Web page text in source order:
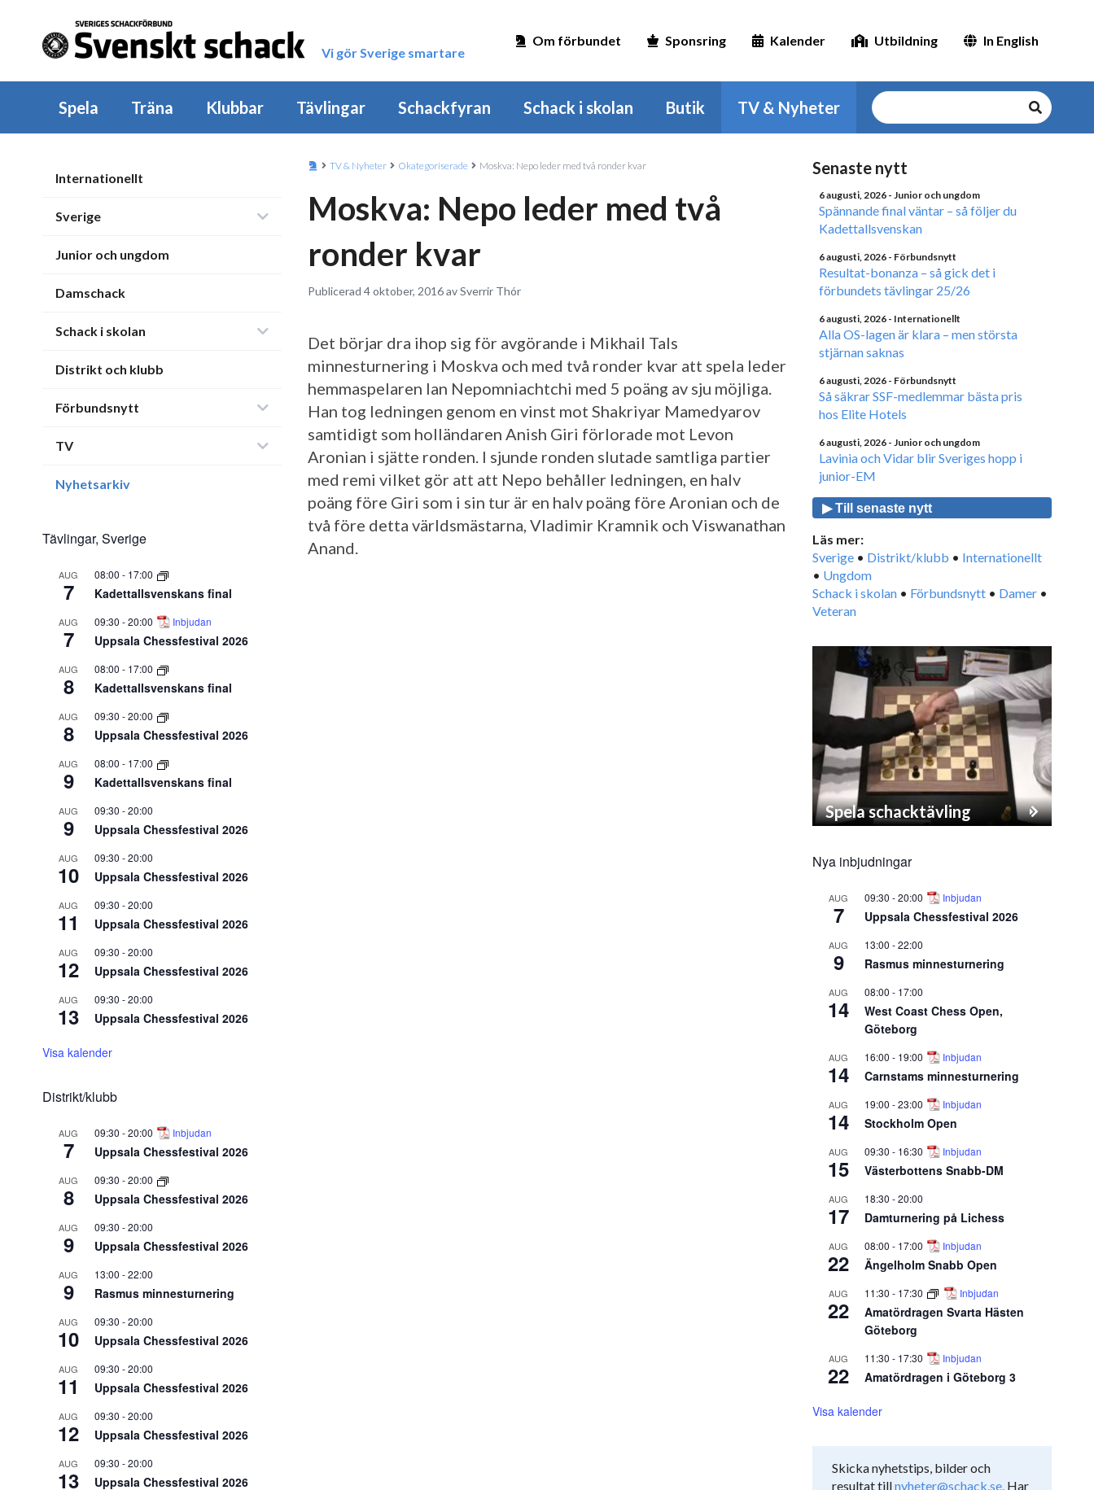
Vi gör Sverige smartare
Om förbundet Sponsring Kalender Utbildning In English
Spela Träna Klubbar Tävlingar Schackfyran Schack i skolan Butik TV & Nyheter
Internationellt
Sverige
Junior och ungdom
Damschack
Schack i skolan
Distrikt och klubb
Förbundsnytt
TV
Nyhetsarkiv
Tävlingar, Sverige
AUG
7
08:00 - 17:00
Kadettallsvenskans final
AUG
7
09:30 -20:00 Inbjudan
Uppsala Chessfestival 2026
AUG
8
08:00 - 17:00
Kadettallsvenskans final
AUG
8
09:30 -20:00
Uppsala Chessfestival 2026
AUG
9
08:00 - 17:00
Kadettallsvenskans final
AUG
9
09:30 -20:00
Uppsala Chessfestival 2026
AUG
10
09:30 -20:00
Uppsala Chessfestival 2026
AUG
11
09:30 -20:00
Uppsala Chessfestival 2026
AUG
12
09:30 -20:00
Uppsala Chessfestival 2026
AUG
13
09:30 -20:00
Uppsala Chessfestival 2026
Visa kalender
Distrikt/klubb
AUG
7
09:30 -20:00 Inbjudan
Uppsala Chessfestival 2026
AUG
8
09:30 -20:00
Uppsala Chessfestival 2026
AUG
9
09:30 -20:00
Uppsala Chessfestival 2026
AUG
9
13:00 -22:00
Rasmus minnesturnering
AUG
10
09:30 -20:00
Uppsala Chessfestival 2026
AUG
11
09:30 -20:00
Uppsala Chessfestival 2026
AUG
12
09:30 -20:00
Uppsala Chessfestival 2026
AUG
13
09:30 -20:00
Uppsala Chessfestival 2026
TV & Nyheter Okategoriserade Moskva: Nepo leder med två ronder kvar
Moskva: Nepo leder med två
ronder kvar
Publicerad 4 oktober, 2016 av Sverrir Thór
Det börjar dra ihop sig för avgörande i Mikhail Tals
minnesturnering i Moskva och med två ronder kvar att spela leder
hemmaspelaren Ian Nepomniachtchi med 5 poäng av sju möjliga.
Han tog ledningen genom en vinst mot Shakriyar Mamedyarov
samtidigt som holländaren Anish Giri förlorade mot Levon
Aronian i sjätte ronden. I sjunde ronden slutade samtliga partier
med remi vilket gör att att Nepo behåller ledningen, en halv
poäng före Giri som i sin tur är en halv poäng före Aronian och de
två före detta världsmästarna, Vladimir Kramnik och Viswanathan
Anand.
Senaste nytt
6 augusti, 2026 - Junior och ungdom
Spännande final väntar – så följer du
Kadettallsvenskan
6 augusti, 2026 - Förbundsnytt
Resultat-bonanza – så gick det i
förbundets tävlingar 25/26
6 augusti, 2026 - Internationellt
Alla OS-lagen är klara – men största
stjärnan saknas
6 augusti, 2026 - Förbundsnytt
Så säkrar SSF-medlemmar bästa pris
hos Elite Hotels
6 augusti, 2026 - Junior och ungdom
Lavinia och Vidar blir Sveriges hopp i
junior-EM
▶ Till senaste nytt
Läs mer:
Sverige • Distrikt/klubb • Internationellt
• Ungdom
Schack i skolan • Förbundsnytt • Damer •
Veteran
Spela schacktävling
Nya inbjudningar
AUG
7
09:30 -20:00 Inbjudan
Uppsala Chessfestival 2026
AUG
9
13:00 -22:00
Rasmus minnesturnering
AUG
14
08:00 - 17:00
West Coast Chess Open,
Göteborg
AUG
14
16:00 - 19:00 Inbjudan
Carnstams minnesturnering
AUG
14
19:00 -23:00 Inbjudan
Stockholm Open
AUG
15
09:30 - 16:30 Inbjudan
Västerbottens Snabb-DM
AUG
17
18:30 -20:00
Damturnering på Lichess
AUG
22
08:00 - 17:00 Inbjudan
Ängelholm Snabb Open
AUG
22
11:30 - 17:30 Inbjudan
Amatördragen Svarta Hästen
Göteborg
AUG
22
11:30 - 17:30 Inbjudan
Amatördragen i Göteborg 3
Visa kalender
Skicka nyhetstips, bilder och
resultat tillnyheter@schack.se. Har